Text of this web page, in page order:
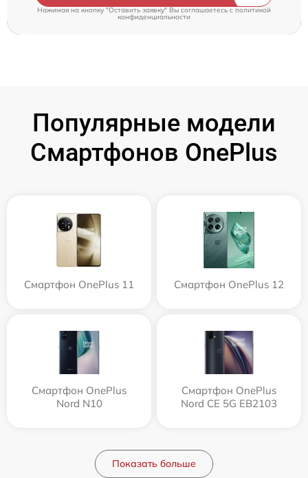
Нажимая на кнопку "Оставить заявку" Вы соглашаетесь c политикой
конфиденциальности
Популярные модели
Смартфонов OnePlus
Смартфон OnePlus 11 Смартфон OnePlus 12
Смартфон OnePlus
Nord N10
Смартфон OnePlus
Nord CE 5G EB2103
Показать больше